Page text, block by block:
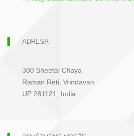
ADRESA
380 Sheetal Chaya
Raman Reti, Vrindavan
UP 281121, India